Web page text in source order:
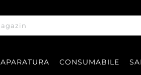
APARATURA CONSUMABILE